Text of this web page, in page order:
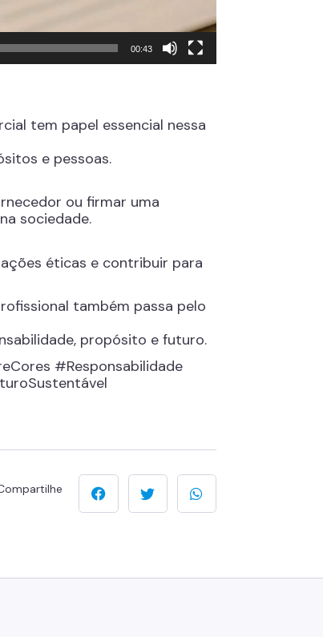
00:43
tem papel essencial nessa
e pessoas.
ou firmar uma
sociedade.
éticas e contribuir para
também passa pelo
propósito e futuro.
#Responsabilidade